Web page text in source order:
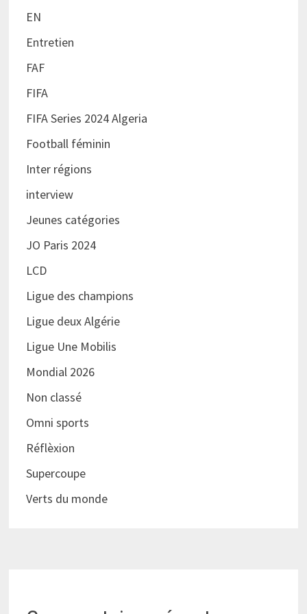
EN
Entretien
FAF
FIFA
FIFA Series 2024 Algeria
Football féminin
Inter régions
interview
Jeunes catégories
JO Paris 2024
LCD
Ligue des champions
Ligue deux Algérie
Ligue Une Mobilis
Mondial 2026
Non classé
Omni sports
Réflèxion
Supercoupe
Verts du monde